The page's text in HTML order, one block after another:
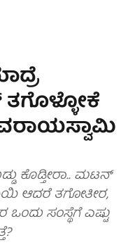
ಕೊಡ್ತೀರಾ.. ಮಟನ್‌
ಆದರೆ ತಗೋತೀರ,
ಸಂಸ್ಥೆಗೆ ಎಷ್ಟು